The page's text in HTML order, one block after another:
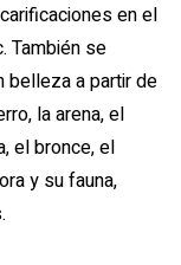
en el
También se
belleza a partir de
la arena, el
el bronce, el
y su fauna,